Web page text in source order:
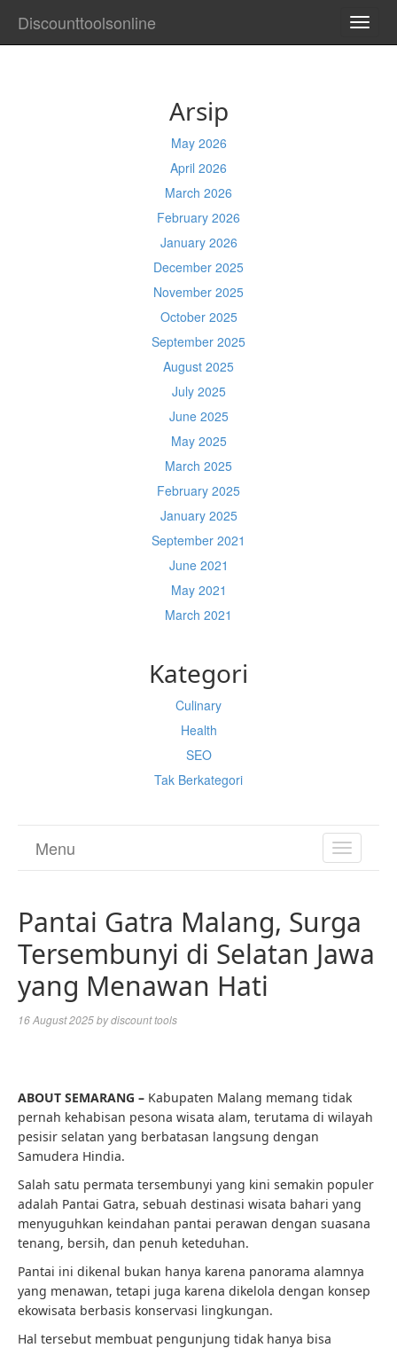
Discounttoolsonline
Arsip
May 2026
April 2026
March 2026
February 2026
January 2026
December 2025
November 2025
October 2025
September 2025
August 2025
July 2025
June 2025
May 2025
March 2025
February 2025
January 2025
September 2021
June 2021
May 2021
March 2021
Kategori
Culinary
Health
SEO
Tak Berkategori
TOGGLE
Menu
Pantai Gatra Malang, Surga
Tersembunyi di Selatan Jawa
yang Menawan Hati
16 August 2025bydiscount tools
ABOUT SEMARANG – Kabupaten Malang memang tidak
pernah kehabisan pesona wisata alam, terutama di wilayah
pesisir selatan yang berbatasan langsung dengan
Samudera Hindia.
Salah satu permata tersembunyi yang kini semakin populer
adalah Pantai Gatra, sebuah destinasi wisata bahari yang
menyuguhkan keindahan pantai perawan dengan suasana
tenang, bersih, dan penuh keteduhan.
Pantai ini dikenal bukan hanya karena panorama alamnya
yang menawan, tetapi juga karena dikelola dengan konsep
ekowisata berbasis konservasi lingkungan.
Hal tersebut membuat pengunjung tidak hanya bisa